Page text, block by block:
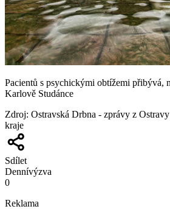
Pacientů s psychickými obtížemi přibývá,
Karlově Studánce
Zdroj: Ostravská Drbna - zprávy z
kraje
Sdílet
Dennívýzva
0
Reklama